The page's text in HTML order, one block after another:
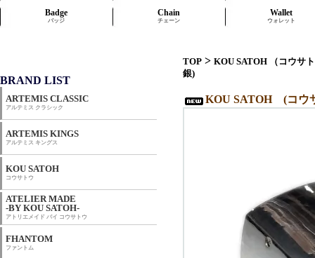
Badge
バッジ
Chain
チェーン
Wallet
ウォレット
TOP > KOU SATOH （コウサ
銀)
KOU SATOH (コウ
BRAND LIST
ARTEMIS CLASSIC
アルテミス クラシック
ARTEMIS KINGS
アルテミス キングス
KOU SATOH
コウサトウ
ATELIER MADE
-BY KOU SATOH-
アトリエメイド バイ コウサトウ
FHANTOM
ファントム